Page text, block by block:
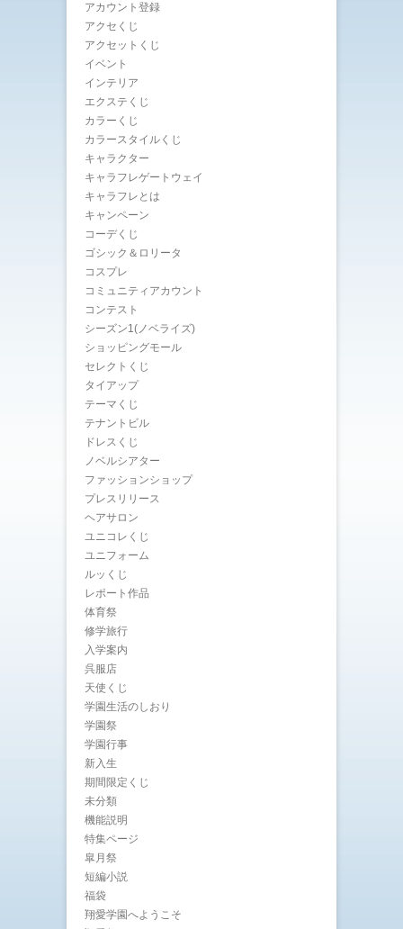
アカウント登録
アクセくじ
アクセットくじ
イベント
インテリア
エクステくじ
カラーくじ
カラースタイルくじ
キャラクター
キャラフレゲートウェイ
キャラフレとは
キャンペーン
コーデくじ
ゴシック＆ロリータ
コスプレ
コミュニティアカウント
コンテスト
シーズン1(ノベライズ)
ショッピングモール
セレクトくじ
タイアップ
テーマくじ
テナントビル
ドレスくじ
ノベルシアター
ファッションショップ
プレスリリース
ヘアサロン
ユニコレくじ
ユニフォーム
ルッくじ
レポート作品
体育祭
修学旅行
入学案内
呉服店
天使くじ
学園生活のしおり
学園祭
学園行事
新入生
期間限定くじ
未分類
機能説明
特集ページ
皐月祭
短編小説
福袋
翔愛学園へようこそ